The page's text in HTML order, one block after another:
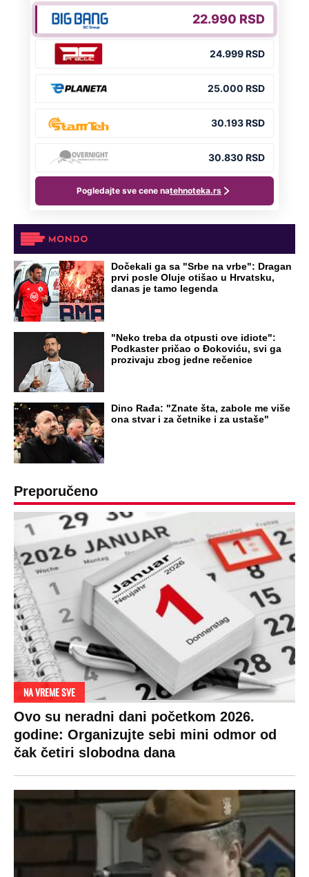
Dočekali ga sa "Srbe na vrbe": Dragan
prvi posle Oluje otišao u Hrvatsku,
danas je tamo legenda
"Neko treba da otpusti ove idiote":
Podkaster pričao o Đokoviću, svi ga
prozivaju zbog jedne rečenice
Dino Rađa: "Znate šta, zabole me više
ona stvar i za četnike i za ustaše"
Preporučeno
NA VREME SVE
Ovo su neradni dani početkom 2026.
godine: Organizujte sebi mini odmor od
čak četiri slobodna dana